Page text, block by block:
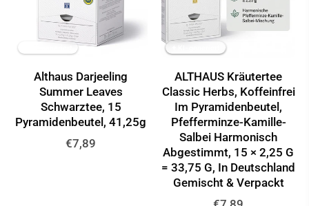
Althaus Darjeeling
Summer Leaves
Schwarztee, 15
Pyramidenbeutel, 41,25g
Normaler
€7,89
ALTHAUS Kräutertee
Classic Herbs, Koffeinfrei
Im Pyramidenbeutel,
Pfefferminze-Kamille-
Salbei Harmonisch
Abgestimmt, 15 × 2,25 G
= 33,75 G, In Deutschland
Gemischt & Verpackt